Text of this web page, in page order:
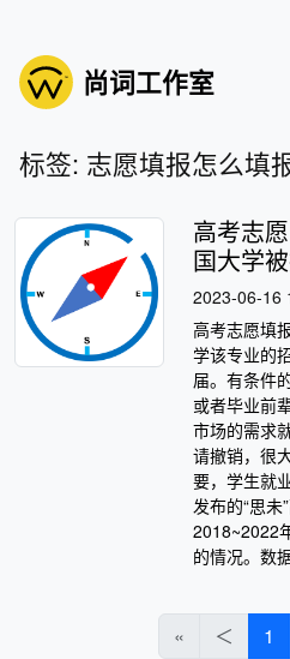
尚词工作室
标签: 志愿填报怎么填
高考志
国大学
2023-06-16
高考志愿填
学该专业的
届。有条件
或者毕业前
市场的需求
请撤销，很
要，学生就
发布的“思
2018~2022
的情况。数
« ＜ 1